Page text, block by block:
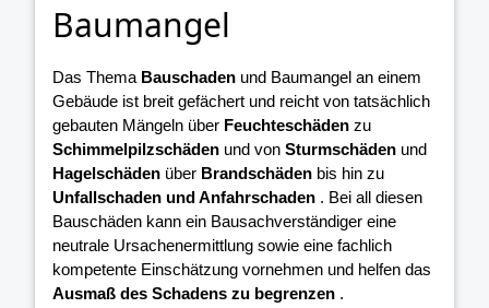
Baumangel
Das Thema Bauschaden und Baumangel an einem
Gebäude ist breit gefächert und reicht von tatsächlich
gebauten Mängeln über Feuchteschäden zu
Schimmelpilzschäden und von Sturmschäden und
Hagelschäden über Brandschäden bis hin zu
Unfallschaden und Anfahrschaden . Bei all diesen
Bauschäden kann ein Bausachverständiger eine
neutrale Ursachenermittlung sowie eine fachlich
kompetente Einschätzung vornehmen und helfen das
Ausmaß des Schadens zu begrenzen .